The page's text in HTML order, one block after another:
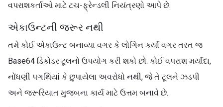
વપરાશકર્તાઓ માટે ટચ-ફ્રેન્ડલી નિયંત્રણો આપે છે.
એકાઉન્ટની જરૂર નથી
તમે કોઈ એકાઉન્ટ બનાવ્યા વગર કે લોગિન કર્યા વગર તરત જ
Base64 ડિકોડર ટૂલનો ઉપયોગ કરી શકો છો. કોઈ વપરાશ મર્યાદા,
નોંધણી પગથિયાં કે છુપાયેલા અવરોધો નથી, જે તે ટૂલને ઝડપી
અને જરૂરિયાત મુજબના કાર્ય માટે ઉત્તમ બનાવે છે.